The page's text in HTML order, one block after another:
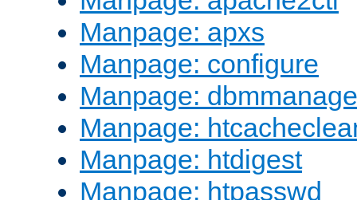
Manpage: apxs
Manpage: configure
Manpage: dbmmanage
Manpage:
Manpage: htdigest
Manpage: htpasswd